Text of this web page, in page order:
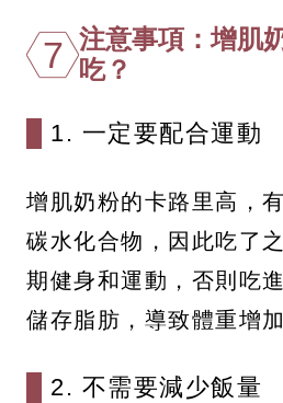
7 注意事項：增肌
吃？
1. 一定要配合運動
增肌奶粉的卡路里高，
碳水化合物，因此吃了
期健身和運動，否則吃
儲存脂肪，導致體重增加
2. 不需要減少飯量